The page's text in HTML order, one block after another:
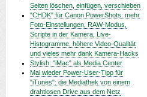
Seiten löschen, einfügen, verschieben
"CHDK" für Canon PowerShots: mehr
Foto-Einstellungen, RAW-Modus,
Scripte in der Kamera, Live-
Histogramme, höhere Video-Qualität
und vieles mehr dank Kamera-Hacks
Stylish: "iMac" als Media Center
Mal wieder Power-User-Tipp für
"iTunes": die Mediathek von einem
drahtlosen Drive aus dem Netz